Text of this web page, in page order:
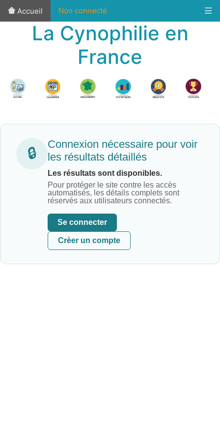
Accueil Non connecté
La Cynophilie en
France
🔒
Connexion nécessaire pour voir
les résultats détaillés
Les résultats sont disponibles.
Pour protéger le site contre les accès
automatisés, les détails complets sont
réservés aux utilisateurs connectés.
Se connecter
Crèer un compte